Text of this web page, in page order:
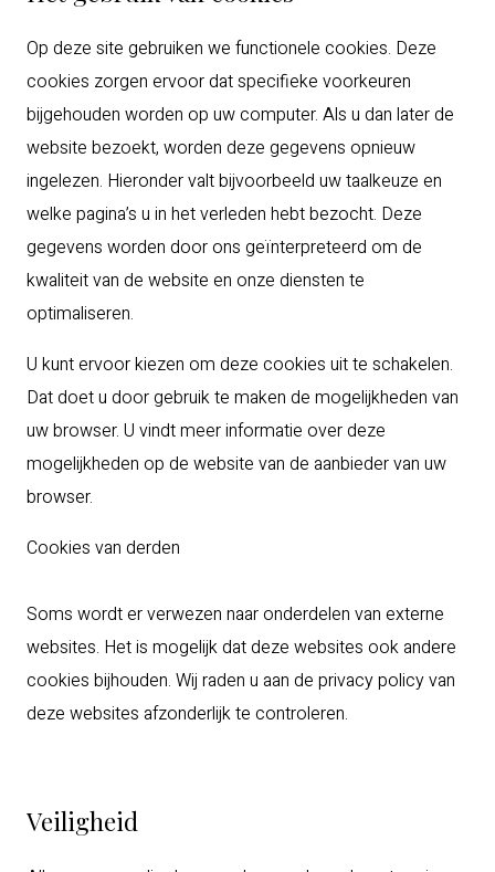
Op deze site gebruiken we functionele cookies. Deze
cookies zorgen ervoor dat specifieke voorkeuren
bijgehouden worden op uw computer. Als u dan later de
website bezoekt, worden deze gegevens opnieuw
ingelezen. Hieronder valt bijvoorbeeld uw taalkeuze en
welke pagina’s u in het verleden hebt bezocht. Deze
gegevens worden door ons geïnterpreteerd om de
kwaliteit van de website en onze diensten te
optimaliseren.
U kunt ervoor kiezen om deze cookies uit te schakelen.
Dat doet u door gebruik te maken de mogelijkheden van
uw browser. U vindt meer informatie over deze
mogelijkheden op de website van de aanbieder van uw
browser.
Cookies van derden
Soms wordt er verwezen naar onderdelen van externe
websites. Het is mogelijk dat deze websites ook andere
cookies bijhouden. Wij raden u aan de privacy policy van
deze websites afzonderlijk te controleren.
Veiligheid